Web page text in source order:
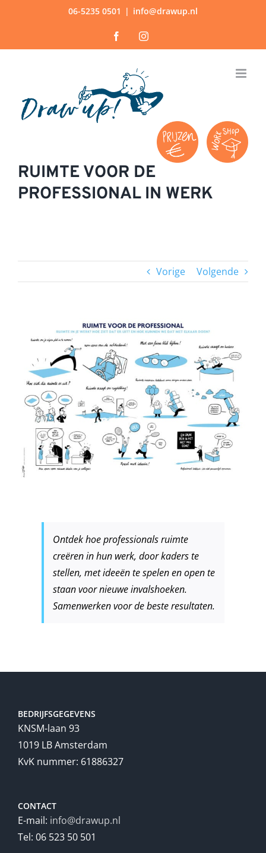
06-5235 0501 | info@drawup.nl
FacebookInstagram
RUIMTE VOOR DE
PROFESSIONAL IN WERK
Vorige Volgende
Larger
Image
Ontdek hoe professionals ruimte
creëren in hun werk, door kaders te
stellen, met ideeën te spelen en open te
staan voor nieuwe invalshoeken.
Samenwerken voor de beste resultaten.
BEDRIJFSGEGEVENS
KNSM-laan 93
1019 LB Amsterdam
KvK nummer: 61886327
CONTACT
E-mail: info@drawup.nl
Tel: 06 523 50 501